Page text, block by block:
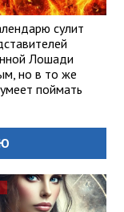
сулит
Лошади
но в то же
поймать